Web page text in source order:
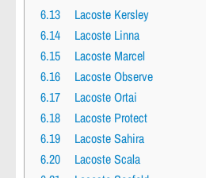
6.13
Lacoste Kersley
6.14
Lacoste Linna
6.15
Lacoste Marcel
6.16
Lacoste Observe
6.17
Lacoste Ortai
6.18
Lacoste Protect
6.19
Lacoste Sahira
6.20
Lacoste Scala